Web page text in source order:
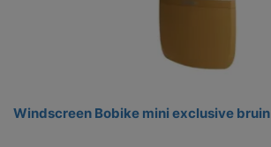
Windscreen Bobike mini exclusive bruin